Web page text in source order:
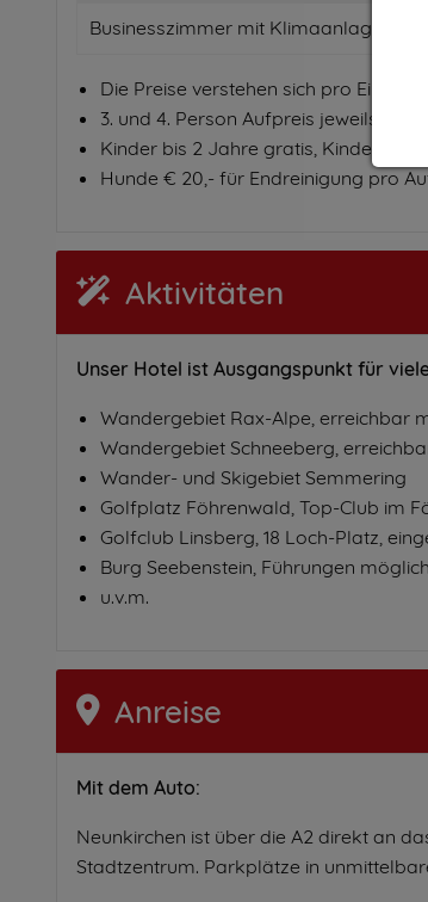
Businesszimmer mit Klimaanlage als
Die Preise verstehen sich pro Einheit
3. und 4. Person Aufpreis jeweils € 45,-
Kinder bis 2 Jahre gratis, Kinder von 3
Hunde € 20,- für Endreinigung pro
Aktivitäten
Unser Hotel ist Ausgangspunkt für
Wandergebiet Rax-Alpe, erreichbar
Wandergebiet Schneeberg,
Wander- und Skigebiet Semmering
Golfplatz Föhrenwald, Top-Club im
Golfclub Linsberg, 18 Loch-Platz,
Burg Seebenstein, Führungen möglich
u.v.m.
Anreise
Mit dem Auto:
Neunkirchen ist über die A2 direkt an
Stadtzentrum. Parkplätze in